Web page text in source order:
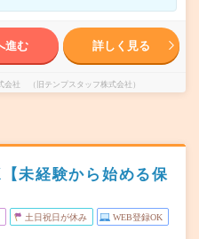
進む 詳しく見る
会社 （旧テンプスタッフ株式会社）
未経験から始める保
土日祝日が休み WEB登録OK